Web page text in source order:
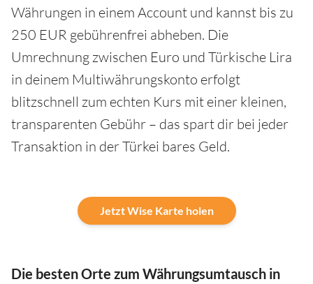
Währungen in einem Account und kannst bis zu
250 EUR gebührenfrei abheben. Die
Umrechnung zwischen Euro und Türkische Lira
in deinem Multiwährungskonto erfolgt
blitzschnell zum echten Kurs mit einer kleinen,
transparenten Gebühr – das spart dir bei jeder
Transaktion in der Türkei bares Geld.
Jetzt Wise Karte holen
Die besten Orte zum Währungsumtausch in